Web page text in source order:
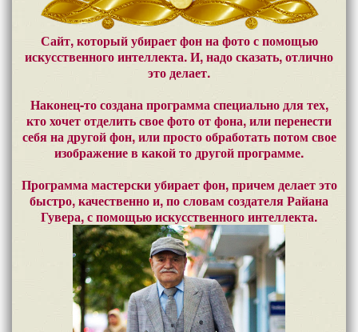
Сайт, который убирает фон на фото с помощью
искусственного интеллекта. И, надо сказать, отлично
это делает.
Наконец-то создана программа специально для тех,
кто хочет отделить свое фото от фона, или перенести
себя на другой фон, или просто обработать потом свое
изображение в какой то другой программе.
Программа мастерски убирает фон, причем делает это
быстро, качественно и, по словам создателя Райана
Гувера, с помощью искусственного интеллекта.